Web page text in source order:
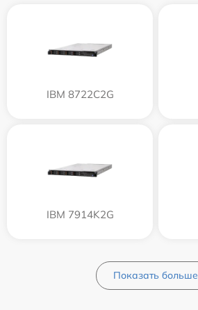
IBM 8722C2G
IBM 7914K2G
Показать больше